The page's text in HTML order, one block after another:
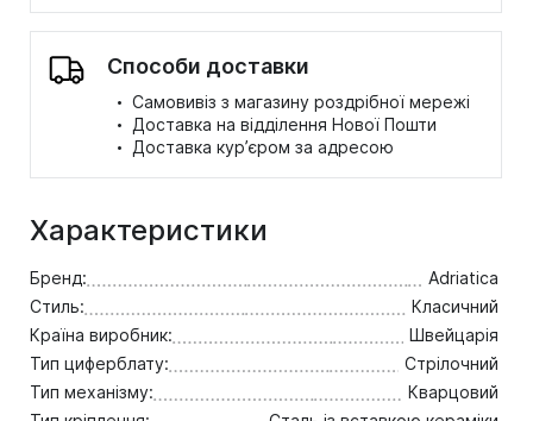
Способи доставки
· Самовивіз з магазину роздрібної мережі
· Доставка на відділення Нової Пошти
· Доставка кур’єром за адресою
Характеристики
Бренд:
Adriatica
Стиль:
Класичний
Країна виробник:
Швейцарія
Тип циферблату:
Стрілочний
Тип механізму:
Кварцовий